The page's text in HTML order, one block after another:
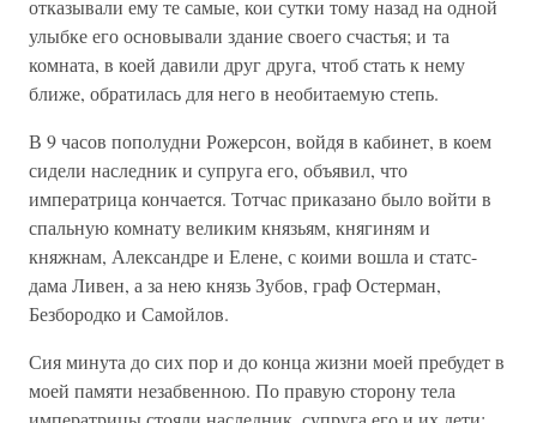
отказывали ему те самые, кои сутки тому назад на одной
улыбке его основывали здание своего счастья; и та
комната, в коей давили друг друга, чтоб стать к нему
ближе, обратилась для него в необитаемую степь.
В 9 часов пополудни Рожерсон, войдя в кабинет, в коем
сидели наследник и супруга его, объявил, что
императрица кончается. Тотчас приказано было войти в
спальную комнату великим князьям, княгиням и
княжнам, Александре и Елене, с коими вошла и статс-
дама Ливен, а за нею князь Зубов, граф Остерман,
Безбородко и Самойлов.
Сия минута до сих пор и до конца жизни моей пребудет в
моей памяти незабвенною. По правую сторону тела